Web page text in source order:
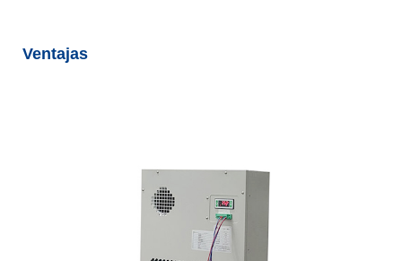
Ventajas